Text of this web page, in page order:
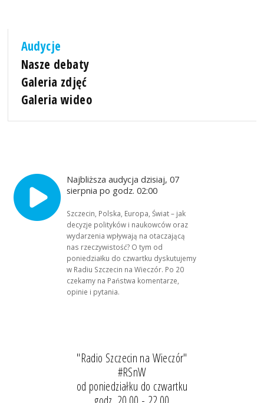
Audycje
Nasze debaty
Galeria zdjęć
Galeria wideo
Najbliższa audycja dzisiaj, 07
sierpnia po godz. 02:00
Szczecin, Polska, Europa, Świat – jak
decyzje polityków i naukowców oraz
wydarzenia wpływają na otaczającą
nas rzeczywistość? O tym od
poniedziałku do czwartku dyskutujemy
w Radiu Szczecin na Wieczór. Po 20
czekamy na Państwa komentarze,
opinie i pytania.
"Radio Szczecin na Wieczór"
#RSnW
od poniedziałku do czwartku